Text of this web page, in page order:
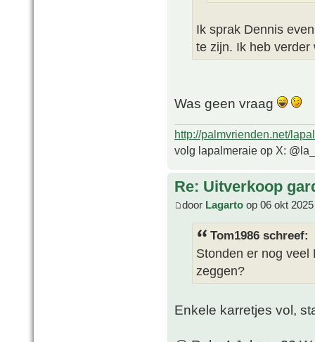
Ik sprak Dennis
te zijn. Ik heb
Was geen vraag
http://palmvrienden.net/
volg lapalmeraie op X:
Re: Uitverkoop
door Lagarto op 06 okt
Tom1986 schreef:
Stonden er nog veel
zeggen?
Enkele karretjes vol,